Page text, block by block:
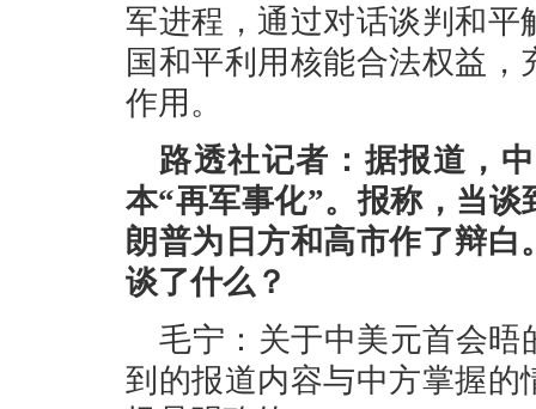
军进程，通过对话谈判和
国和平利用核能合法权益
作用。
路透社记者：据报道，
本“再军事化”。报称，当
朗普为日方和高市作了辩
谈了什么？
毛宁：关于中美元首会晤
到的报道内容与中方掌握